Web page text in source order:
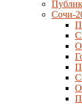
Сочи-